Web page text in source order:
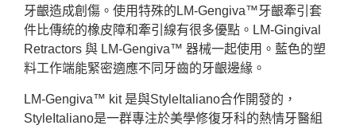
牙齦造成創傷。使用特殊的LM-Gengiva™牙齦牽引套
件比傳統的橡皮障和牽引線有很多優點。LM-Gingival
Retractors 與 LM-Gengiva™ 器械一起使用。藍色的塑
料工作端能緊密適應不同牙齒的牙齦邊緣。
LM-Gengiva™ kit 是與StyleItaliano合作開發的，
StyleItaliano是一群專注於美學修復牙科的熱情牙醫組